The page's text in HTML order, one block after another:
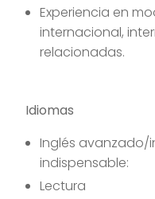
Experiencia en
internacional,
relacionadas.
Idiomas
Inglés
indispensable:
Lectura